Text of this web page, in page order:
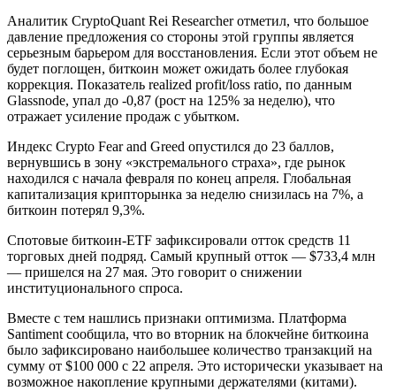
Аналитик CryptoQuant Rei Researcher отметил, что большое
давление предложения со стороны этой группы является
серьезным барьером для восстановления. Если этот объем не
будет поглощен, биткоин может ожидать более глубокая
коррекция. Показатель realized profit/loss ratio, по данным
Glassnode, упал до -0,87 (рост на 125% за неделю), что
отражает усиление продаж с убытком.
Индекс Crypto Fear and Greed опустился до 23 баллов,
вернувшись в зону «экстремального страха», где рынок
находился с начала февраля по конец апреля. Глобальная
капитализация крипторынка за неделю снизилась на 7%, а
биткоин потерял 9,3%.
Спотовые биткоин-ETF зафиксировали отток средств 11
торговых дней подряд. Самый крупный отток — $733,4 млн
— пришелся на 27 мая. Это говорит о снижении
институционального спроса.
Вместе с тем нашлись признаки оптимизма. Платформа
Santiment сообщила, что во вторник на блокчейне биткоина
было зафиксировано наибольшее количество транзакций на
сумму от $100 000 с 22 апреля. Это исторически указывает на
возможное накопление крупными держателями (китами).